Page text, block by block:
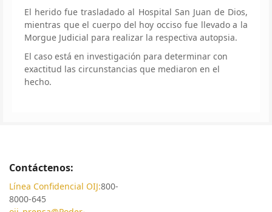
El herido fue trasladado al Hospital San Juan de Dios,
mientras que el cuerpo del hoy occiso fue llevado a la
Morgue Judicial para realizar la respectiva autopsia.
El caso está en investigación para determinar con
exactitud las circunstancias que mediaron en el
hecho.
Contáctenos:
Línea Confidencial OIJ:800-
8000-645